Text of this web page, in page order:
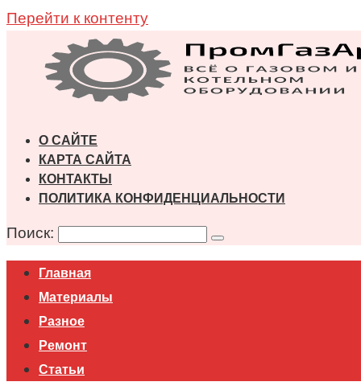
Перейти к контенту
О САЙТЕ
КАРТА САЙТА
КОНТАКТЫ
ПОЛИТИКА КОНФИДЕНЦИАЛЬНОСТИ
Поиск:
Главная
Материалы
Разное
Ремонт
Статьи